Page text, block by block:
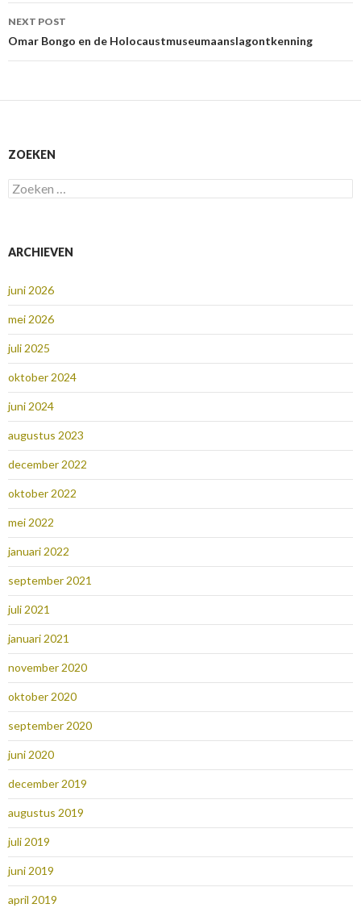
NEXT POST
Omar Bongo en de Holocaustmuseumaanslagontkenning
ZOEKEN
Zoeken
naar:
ARCHIEVEN
juni 2026
mei 2026
juli 2025
oktober 2024
juni 2024
augustus 2023
december 2022
oktober 2022
mei 2022
januari 2022
september 2021
juli 2021
januari 2021
november 2020
oktober 2020
september 2020
juni 2020
december 2019
augustus 2019
juli 2019
juni 2019
april 2019